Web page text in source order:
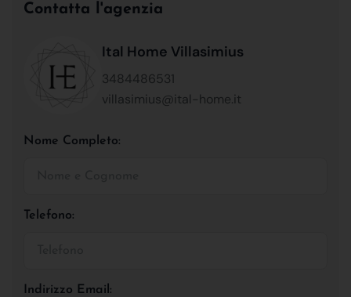
Contatta l'agenzia
Ital Home Villasimius
3484486531
villasimius@ital-home.it
Nome Completo:
Telefono:
Indirizzo Email: